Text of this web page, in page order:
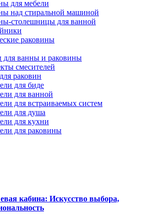
для мебели
над стиральной машиной
столешницы для ванной
раковины
для ванны и раковины
смесителей
раковин
для биде
для ванной
для встраиваемых систем
для душа
для кухни
для раковины
кабина: Искусство выбора,